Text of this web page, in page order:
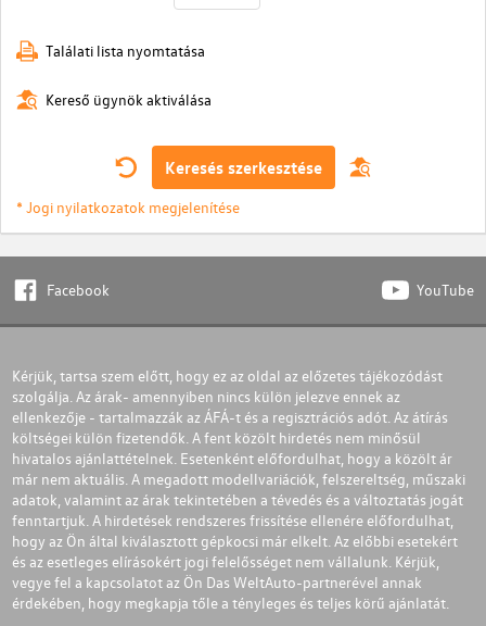
Találati lista nyomtatása
Kereső ügynök aktiválása
Keresés szerkesztése
* Jogi nyilatkozatok megjelenítése
Facebook YouTube
Kérjük, tartsa szem előtt, hogy ez az oldal az előzetes tájékozódást
szolgálja. Az árak- amennyiben nincs külön jelezve ennek az
ellenkezője - tartalmazzák az ÁFÁ-t és a regisztrációs adót. Az átírás
költségei külön fizetendők. A fent közölt hirdetés nem minősül
hivatalos ajánlattételnek. Esetenként előfordulhat, hogy a közölt ár
már nem aktuális. A megadott modellvariációk, felszereltség, műszaki
adatok, valamint az árak tekintetében a tévedés és a változtatás jogát
fenntartjuk. A hirdetések rendszeres frissítése ellenére előfordulhat,
hogy az Ön által kiválasztott gépkocsi már elkelt. Az előbbi esetekért
és az esetleges elírásokért jogi felelősséget nem vállalunk. Kérjük,
vegye fel a kapcsolatot az Ön Das WeltAuto-partnerével annak
érdekében, hogy megkapja tőle a tényleges és teljes körű ajánlatát.